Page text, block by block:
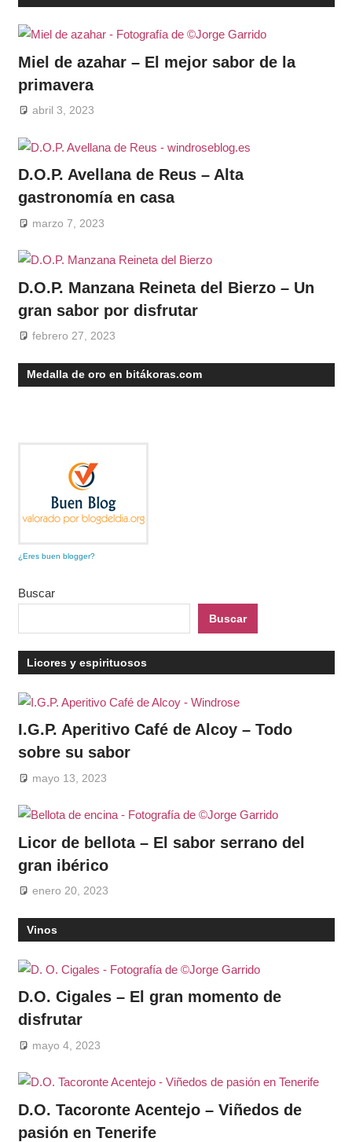
Miel de azahar – El mejor sabor de la
primavera
abril 3, 2023
D.O.P. Avellana de Reus – Alta
gastronomía en casa
marzo 7, 2023
D.O.P. Manzana Reineta del Bierzo – Un
gran sabor por disfrutar
febrero 27, 2023
Medalla de oro en bitákoras.com
¿Eres buen blogger?
Buscar
Buscar
Licores y espirituosos
I.G.P. Aperitivo Café de Alcoy – Todo
sobre su sabor
mayo 13, 2023
Licor de bellota – El sabor serrano del
gran ibérico
enero 20, 2023
Vinos
D.O. Cigales – El gran momento de
disfrutar
mayo 4, 2023
D.O. Tacoronte Acentejo – Viñedos de
pasión en Tenerife